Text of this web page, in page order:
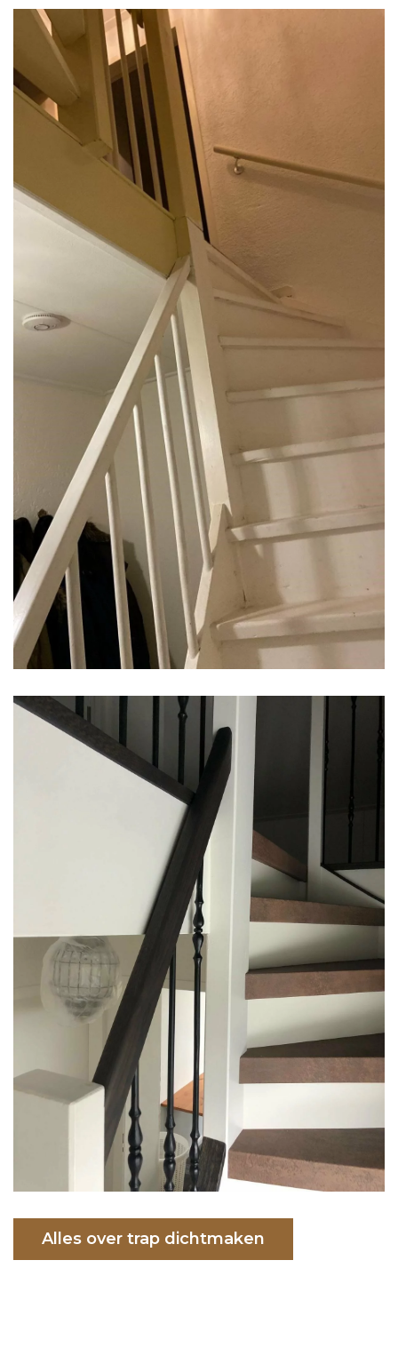
Alles over trap dichtmaken